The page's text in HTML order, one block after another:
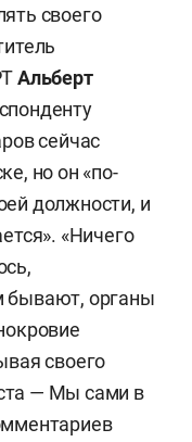
своего
Альберт
сейчас
но он «по-
должности, и
«Ничего
бывают, органы
своего
— Мы сами в